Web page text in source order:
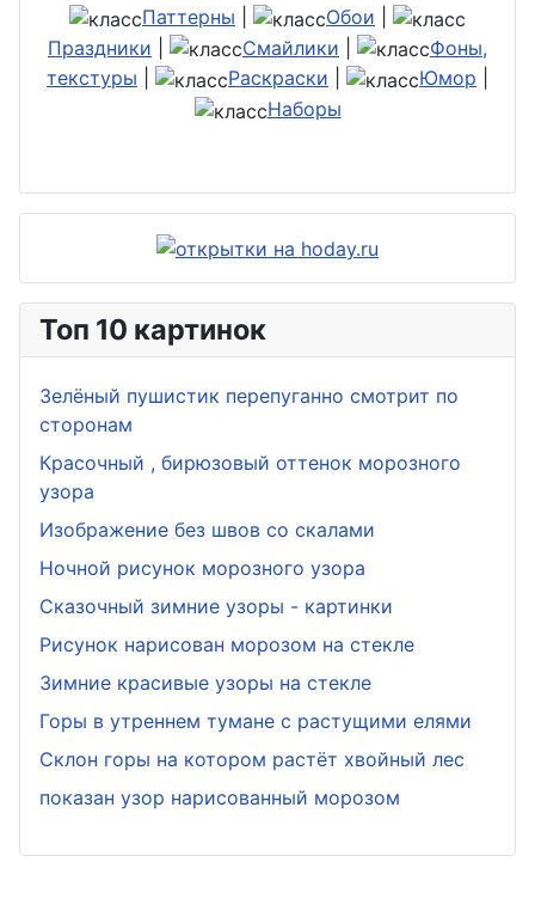
Паттерны Обои
Праздники
Смайлики
Фоны,
текстуры
Раскраски Юмор
Наборы
Топ 10 картинок
Зелёный пушистик перепуганно смотрит по
сторонам
Красочный , бирюзовый оттенок морозного
узора
Изображение без швов со скалами
Ночной рисунок морозного узора
Сказочный зимние узоры - картинки
Рисунок нарисован морозом на стекле
Зимние красивые узоры на стекле
Горы в утреннем тумане с растущими елями
Склон горы на котором растёт хвойный лес
показан узор нарисованный морозом